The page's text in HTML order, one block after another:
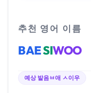
추천 영어 이름
BAESIWOO
예상 발음ㅂ애 ㅅ이우